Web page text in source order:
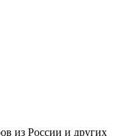
из Poccии и дpyгиx